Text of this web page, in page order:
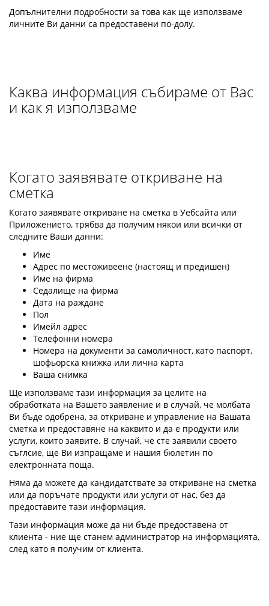
Допълнителни подробности за това как ще използваме
личните Ви данни са предоставени по-долу.
Каква информация събираме от Вас
и как я използваме
Когато заявявате откриване на
сметка
Когато заявявате откриване на сметка в Уебсайта или
Приложението, трябва да получим някои или всички от
следните Ваши данни:
Име
Адрес по местоживеене (настоящ и предишен)
Име на фирма
Седалище на фирма
Дата на раждане
Пол
Имейл адрес
Телефонни номера
Номера на документи за самоличност, като паспорт,
шофьорска книжка или лична карта
Ваша снимка
Ще използваме тази информация за целите на
обработката на Вашето заявление и в случай, че молбата
Ви бъде одобрена, за откриване и управление на Вашата
сметка и предоставяне на каквито и да е продукти или
услуги, които заявите. В случай, че сте заявили своето
съглсие, ще Ви изпращаме и нашия бюлетин по
електронната поща.
Няма да можете да кандидатствате за откриване на сметка
или да поръчате продукти или услуги от нас, без да
предоставите тази информация.
Тази информация може да ни бъде предоставена от
клиента - ние ще станем администратор на информацията,
след като я получим от клиента.